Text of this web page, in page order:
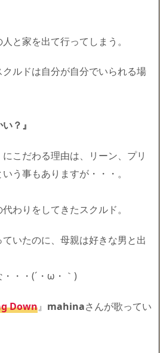
と家を出て行ってしまう。
ルドは自分が自分でいられる場
？』
にこだわる理由は、リーン、プリ
う事もありますが・・・。
わりをしてきたスクルド。
いたのに、母親は好きな男と出
・・(´・ω・｀)
Down』 mahinaさんが歌ってい